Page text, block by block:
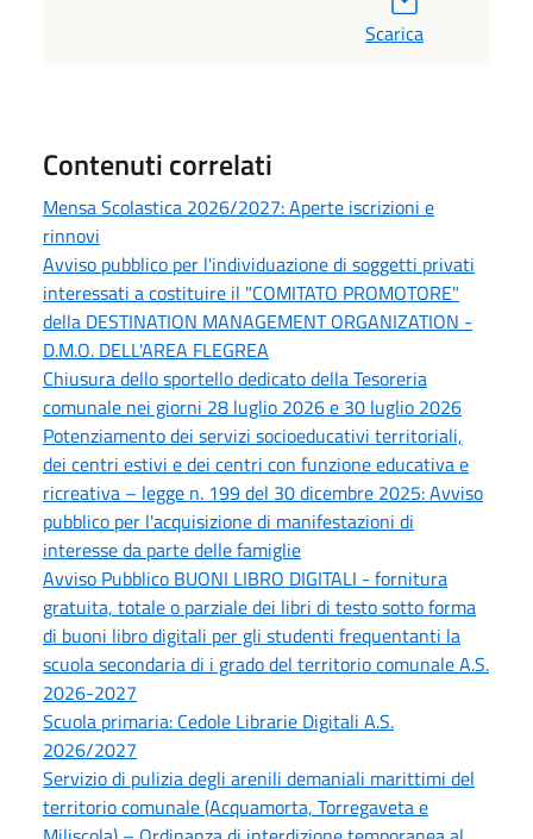
Scarica
Contenuti correlati
Mensa Scolastica 2026/2027: Aperte iscrizioni e
rinnovi
Avviso pubblico per l'individuazione di soggetti privati
interessati a costituire il "COMITATO PROMOTORE"
della DESTINATION MANAGEMENT ORGANIZATION -
D.M.O. DELL'AREA FLEGREA
Chiusura dello sportello dedicato della Tesoreria
comunale nei giorni 28 luglio 2026 e 30 luglio 2026
Potenziamento dei servizi socioeducativi territoriali,
dei centri estivi e dei centri con funzione educativa e
ricreativa – legge n. 199 del 30 dicembre 2025: Avviso
pubblico per l'acquisizione di manifestazioni di
interesse da parte delle famiglie
Avviso Pubblico BUONI LIBRO DIGITALI - fornitura
gratuita, totale o parziale dei libri di testo sotto forma
di buoni libro digitali per gli studenti frequentanti la
scuola secondaria di i grado del territorio comunale A.S.
2026-2027
Scuola primaria: Cedole Librarie Digitali A.S.
2026/2027
Servizio di pulizia degli arenili demaniali marittimi del
territorio comunale (Acquamorta, Torregaveta e